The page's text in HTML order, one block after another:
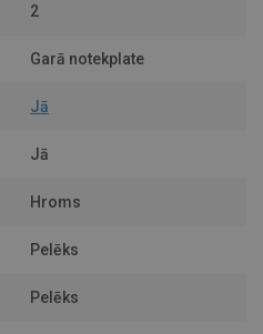
2
Garā notekplate
Jā
Jā
Hroms
Pelēks
Pelēks